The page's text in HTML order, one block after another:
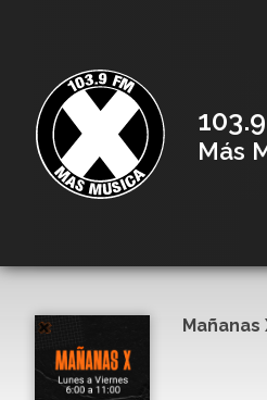
Más
Mañanas